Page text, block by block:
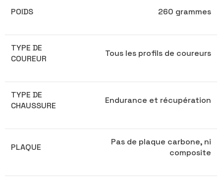
POIDS 260 grammes
TYPE DE
COUREUR
Tous les profils de coureurs
TYPE DE
CHAUSSURE
Endurance et récupération
PLAQUE
Pas de plaque carbone, ni
composite